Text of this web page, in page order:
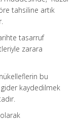
tahsiline artık
tasarruf
zarara
bu
kaydedilmek